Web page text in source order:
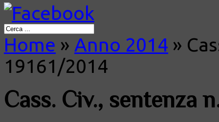
Home » Anno 2014 »
19161/2014
Cass. Civ., sentenza